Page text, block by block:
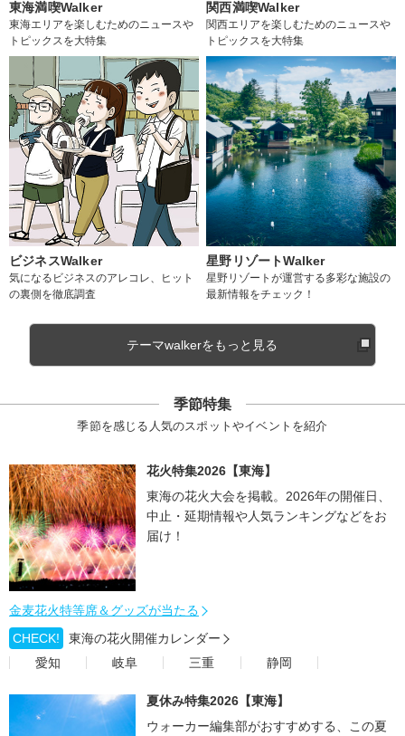
東海満喫Walker
東海エリアを楽しむためのニュースや
トピックスを大特集
関西満喫Walker
関西エリアを楽しむためのニュースや
トピックスを大特集
ビジネスWalker
気になるビジネスのアレコレ、ヒット
の裏側を徹底調査
星野リゾートWalker
星野リゾートが運営する多彩な施設の
最新情報をチェック！
テーマwalkerをもっと見る
季節特集
季節を感じる人気のスポットやイベントを紹介
花火特集2026【東海】
東海の花火大会を掲載。2026年の開催日、
中止・延期情報や人気ランキングなどをお
届け！
金麦花火特等席＆グッズが当たる
CHECK!
東海の花火開催カレンダー
愛知
岐阜 三重 静岡
夏休み特集2026【東海】
ウォーカー編集部がおすすめする、この夏